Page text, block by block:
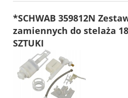
*SCHWAB 359812N
zamiennych do stelaża
SZTUKI